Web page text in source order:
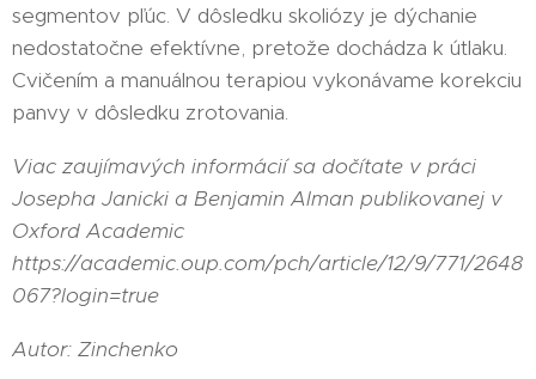
segmentov pľúc. V dôsledku skoliózy je dýchanie
nedostatočne efektívne, pretože dochádza k útlaku.
Cvičením a manuálnou terapiou vykonávame korekciu
panvy v dôsledku zrotovania.
Viac zaujímavých informácií sa dočítate v práci
Josepha Janicki a Benjamin Alman publikovanej v
Oxford Academic
https://academic.oup.com/pch/article/12/9/771/2648
067?login=true
Autor: Zinchenko